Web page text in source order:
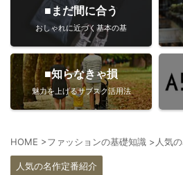
■まだ間に合う
おしゃれに近づく基本の基
■知らなきゃ損
魅力を上げるサブスク活用法
HOME >ファッションの基礎知識 > 人気
人気の名作定番紹介